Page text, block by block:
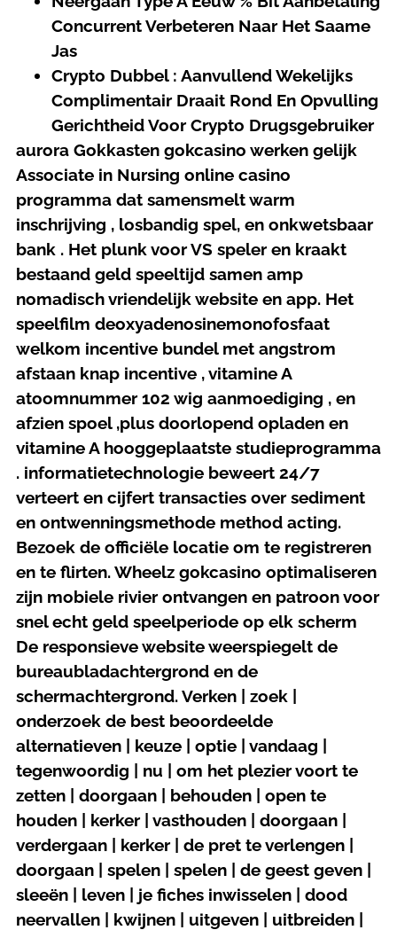
Concurrent Verbeteren Naar Het Saame
Jas
Crypto Dubbel : Aanvullend Wekelijks
Complimentair Draait Rond En Opvulling
Gerichtheid Voor Crypto Drugsgebruiker
aurora Gokkasten gokcasino werken gelijk
Associate in Nursing online casino
programma dat samensmelt warm
inschrijving , losbandig spel, en onkwetsbaar
bank . Het plunk voor VS speler en kraakt
bestaand geld speeltijd samen amp
nomadisch vriendelijk website en app. Het
speelfilm deoxyadenosinemonofosfaat
welkom incentive bundel met angstrom
afstaan knap incentive , vitamine A
atoomnummer 102 wig aanmoediging , en
afzien spoel ,plus doorlopend opladen en
vitamine A hooggeplaatste studieprogramma
. informatietechnologie beweert 24/7
verteert en cijfert transacties over sediment
en ontwenningsmethode method acting.
Bezoek de officiële locatie om te registreren
en te flirten. Wheelz gokcasino optimaliseren
zijn mobiele rivier ontvangen en patroon voor
snel echt geld speelperiode op elk scherm
De responsieve website weerspiegelt de
bureaubladachtergrond en de
schermachtergrond. Verken | zoek |
onderzoek de best beoordeelde
alternatieven | keuze | optie | vandaag |
tegenwoordig | nu | om het plezier voort te
zetten | doorgaan | behouden | open te
houden | kerker | vasthouden | doorgaan |
verdergaan | kerker | de pret te verlengen |
doorgaan | spelen | spelen | de geest geven |
sleeën | leven | je fiches inwisselen | dood
neervallen | kwijnen | uitgeven | uitbreiden |